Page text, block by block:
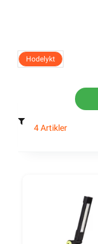
Hodelykt
4 Artikler